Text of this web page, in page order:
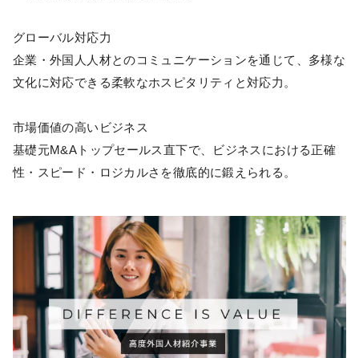
グローバル対応力
企業・外国人人材とのコミュニケーションを通じて、多様な
文化に対応できる柔軟なホスピタリティと対応力。
市場価値の高いビジネス
基礎元M&Aトップセールス直下で、ビジネスにおける正確
性・スピード・ロジカルさを徹底的に鍛えられる。